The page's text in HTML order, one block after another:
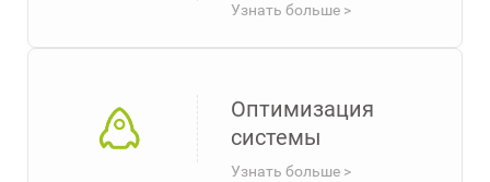
Узнать больше >
Оптимизация
системы
Узнать больше >